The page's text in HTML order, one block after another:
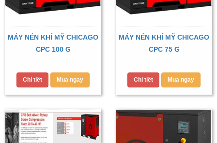
MÁY NÉN KHÍ MỸ CHICAGO
CPC 100 G
Chi tiết Mua ngay
MÁY NÉN KHÍ MỸ CHICAGO
CPC 75 G
Chi tiết Mua ngay